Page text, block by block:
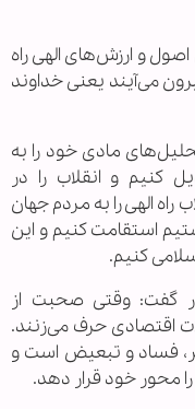
و ارزش‌های الهی راه
می‌آیند یعنی خداوند
مادی خود را به
کنیم و انقلاب را در
الهی را به مردم جهان
استقامت کنیم و این‌
کنیم.
گفت: وقتی صحبت از
اقتصادی حرف می‌زنند.
فساد و تبعیض است و
محور خود قرار دهد.